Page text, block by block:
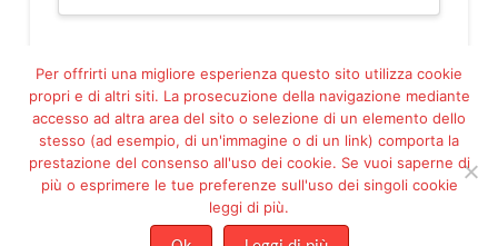
Facebook
Pinterest
ASSOCIAZIONE PROGETTO ESSERE MARIA FILIPPETTO ODV - ETS -
Per offrirti una migliore esperienza questo sito utilizza cookie
propri e di altri siti. La prosecuzione della navigazione mediante
accesso ad altra area del sito o selezione di un elemento dello
stesso (ad esempio, di un'immagine o di un link) comporta la
prestazione del consenso all'uso dei cookie. Se vuoi saperne di
più o esprimere le tue preferenze sull'uso dei singoli cookie
leggi di più.